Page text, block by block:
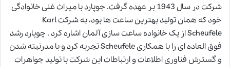
شرکت در سال 1943 بر عهده گرفت. چوپارد با ميراث غنی خانوادگی
خود که همان توليد بهترين ساعت ها بود، به شرکت Karl
Scheufele از يک خانواده ساعت سازی آلمان اشاره کرد . چوپارد رشد
فوق العاده ای را با همکاری Scheufele تجربه کرد و با مدرنيته شدن
و گسترش فناوری اطلاعات و ارتباطات اين شرکت با توليد جواهرات